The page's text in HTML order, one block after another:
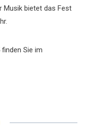
Musik bietet das Fest
Sie im